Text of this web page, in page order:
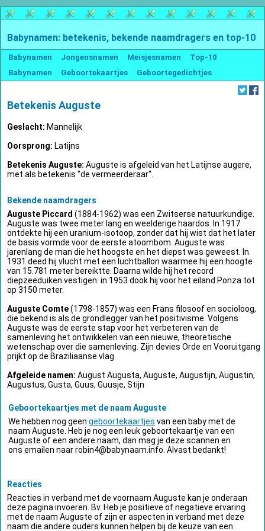
Babynamen: betekenis, bekende naamdragers en top-10
Babynamen Jongensnamen Meisjesnamen
Top-10
Babynamen
Geboortekaartjes Geboortegedichtjes
Betekenis Auguste
Geslacht: Mannelijk
Oorsprong: Latijns
Betekenis Auguste: Auguste is afgeleid van het Latijnse augere,
met als betekenis "de vermeerderaar".
Bekende naamdragers
Auguste Piccard (1884-1962) was een Zwitserse natuurkundige.
Auguste was twee meter lang en weelderige haardos. In 1917
ontdekte hij een uranium-isotoop, zonder dat hij wist dat het later
de basis vormde voor de eerste atoombom. Auguste was
jarenlang de man die het hoogste en het diepst was geweest. In
1931 deed hij vlucht met een luchtballon waarmee hij een hoogte
van 15.781 meter bereiktte. Daarna wilde hij het record
diepzeeduiken vestigen: in 1953 dook hij voor het eiland Ponza tot
op 3150 meter.
Auguste Comte(1798-1857) was een Frans filosoof en socioloog,
die bekend is als de grondlegger van het positivisme. Volgens
Auguste was de eerste stap voor het verbeteren van de
samenleving het ontwikkelen van een nieuwe, theoretische
wetenschap over die samenleving. Zijn devies Orde en Vooruitgang
prijkt op de Braziliaanse vlag.
Afgeleide namen: August Augusta, Auguste, Augustijn, Augustin,
Augustus, Gusta, Guus, Guusje, Stijn
Geboortekaartjes met de naam Auguste
We hebben nog geen geboortekaartjes van een baby met de
naam Auguste. Heb je nog een leuk geboortekaartje van een
Auguste of een andere naam, dan mag je deze scannen en
ons emailen naarrobin4@babynaam.info . Alvast bedankt!
Reacties
Reacties in verband met de voornaam Auguste kan je onderaan
deze pagina invoeren. Bv. Heb je positieve of negatieve ervaring
met de naam Auguste of zijn er aspecten in verband met deze
naam die andere ouders kunnen helpen bij de keuze van een